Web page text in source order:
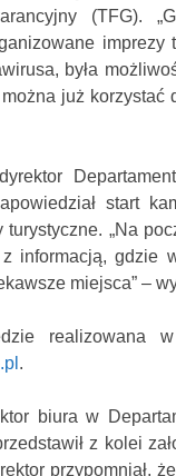
(TFG).
była
już
start
„Na
informacją, gdzie
miejsca” –
.
biura w
z kolei
przypomniał,